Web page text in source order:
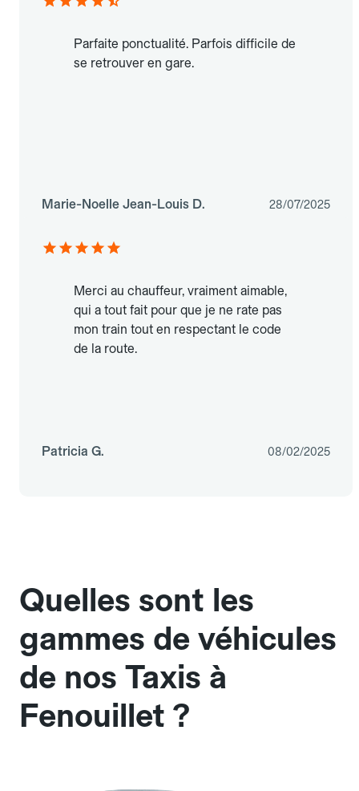
Parfaite ponctualité. Parfois difficile de
se retrouver en gare.
Marie-Noelle Jean-Louis D. 28/07/2025
Merci au chauffeur, vraiment aimable,
qui a tout fait pour que je ne rate pas
mon train tout en respectant le code
de la route.
Patricia G. 08/02/2025
Quelles sont les
gammes de véhicules
de nos Taxis à
Fenouillet ?